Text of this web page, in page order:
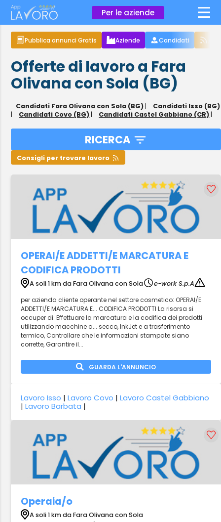
Per le aziende ×
Pubblica annunci Gratis Aziende Candidati
Offerte di lavoro a Fara
Olivana con Sola (BG)
Candidati Fara Olivana con Sola (BG) |
Candidati Isso (BG)
|
Candidati Covo (BG) | Candidati Castel Gabbiano (CR) |
RICERCA
Consigli per trovare lavoro
OPERAI/E ADDETTI/E MARCATURA E
CODIFICA PRODOTTI
A soli 1 km da Fara Olivana con Sola
e-work S.p.A
per azienda cliente operante nel settore cosmetico: OPERAI/E
ADDETTI/E MARCATURA E... CODIFICA PRODOTTI La risorsa si
occuper di: Effettuare la marcatura e la codifica dei prodotti
utilizzando macchine a... secco, InkJet e a trasferimento
termico, Controllare che le informazioni stampate siano
corrette, Garantire il...
GUARDA L'ANNUNCIO
Lavoro Isso |Lavoro Covo |Lavoro Castel Gabbiano
|Lavoro Barbata |
Operaia/o
A soli 1 km da Fara Olivana con Sola